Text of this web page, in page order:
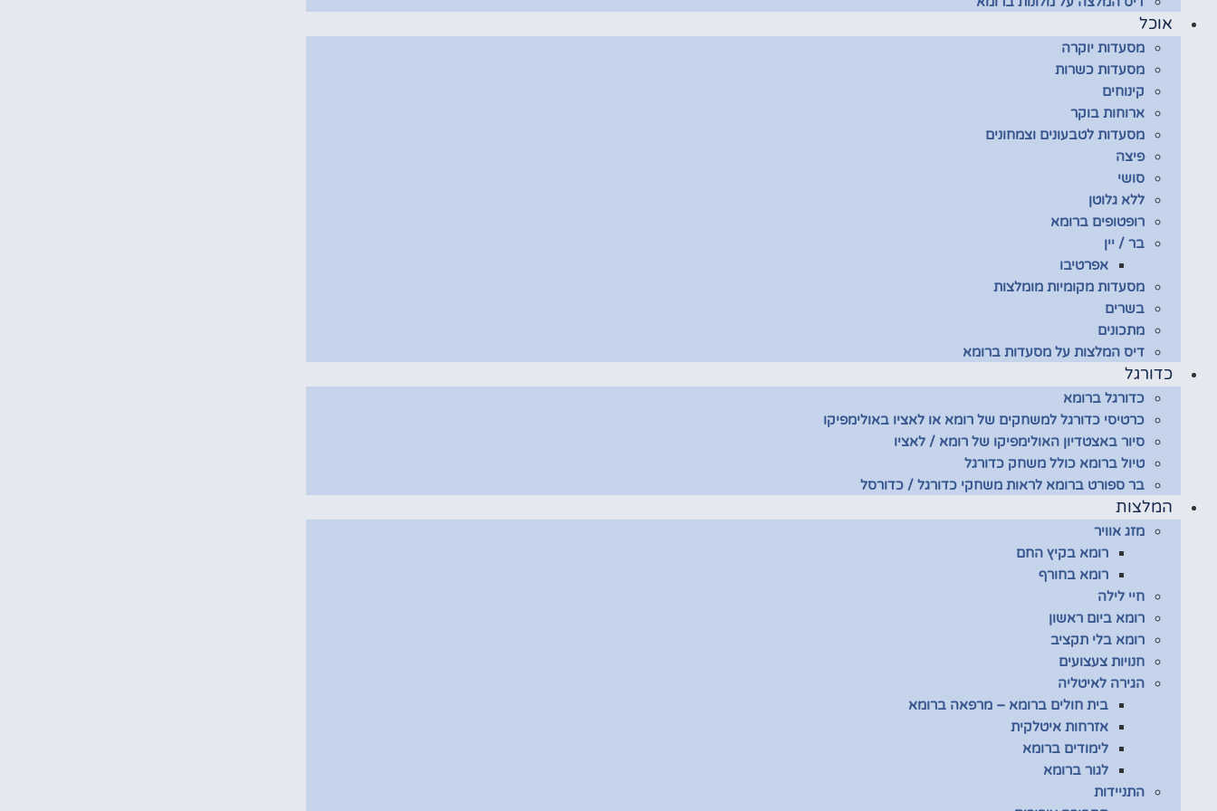
אוכל
מסעדות יוקרה
מסעדות כשרות
קינוחים
ארוחות בוקר
מסעדות לטבעונים וצמחונים
פיצה
סושי
ללא גלוטן
רופטופים ברומא
בר / יין
אפרטיבו
מסעדות מקומיות מומלצות
בשרים
מתכונים
דיס המלצות על מסעדות ברומא
כדורגל
כדורגל ברומא
כרטיסי כדורגל למשחקים של רומא או לאציו באולימפיקו
סיור באצטדיון האולימפיקו של רומא / לאציו
טיול ברומא כולל משחק כדורגל
בר ספורט ברומא לראות משחקי כדורגל / כדורסל
המלצות
מזג אוויר
רומא בקיץ החם
רומא בחורף
חיי לילה
רומא ביום ראשון
רומא בלי תקציב
חנויות צעצועים
הגירה לאיטליה
בית חולים ברומא – מרפאה ברומא
אזרחות איטלקית
לימודים ברומא
לגור ברומא
התניידות